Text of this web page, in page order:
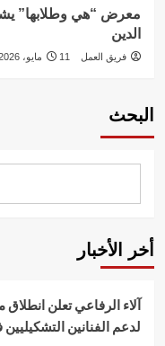
معرض “هي وطلابها”
الدين
فريق العمل 11 مايو، 2026
البحث
أخر الأخبار
لدعم الفنانين